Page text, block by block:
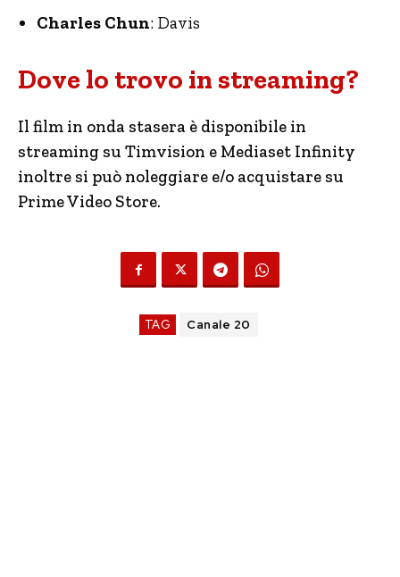
Charles Chun: Davis
Dove lo trovo in streaming?
Il film in onda stasera è disponibile in
streaming su Timvision e Mediaset Infinity
inoltre si può noleggiare e/o acquistare su
Prime Video Store.
TAG Canale 20